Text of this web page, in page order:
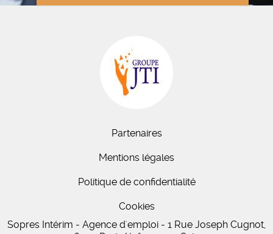
Partenaires
Mentions légales
Politique de confidentialité
Cookies
Sopres Intérim - Agence d'emploi - 1 Rue Joseph Cugnot,